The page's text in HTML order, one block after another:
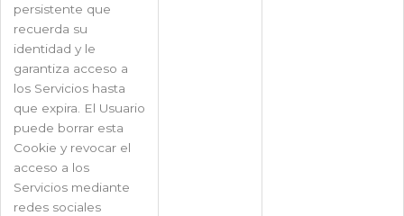
persistente que
recuerda su
identidad y le
garantiza acceso a
los Servicios hasta
que expira. El Usuario
puede borrar esta
Cookie y revocar el
acceso a los
Servicios mediante
redes sociales